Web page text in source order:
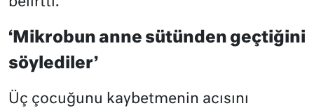
‘Mikrobun anne sütünden geçtiğini
söylediler’
Üç çocuğunu kaybetmenin acısını